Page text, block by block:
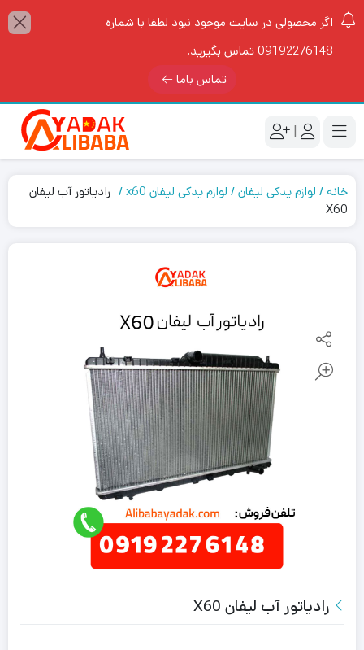
اگر محصولی در سایت موجود نبود لطفا با شماره
09192276148 تماس بگیرید.
تماس باما
|
خانه لوازم یدکی لیفان لوازم یدکی لیفان x60
رادیاتور آب لیفان
X60
رادیاتور آب لیفان X60